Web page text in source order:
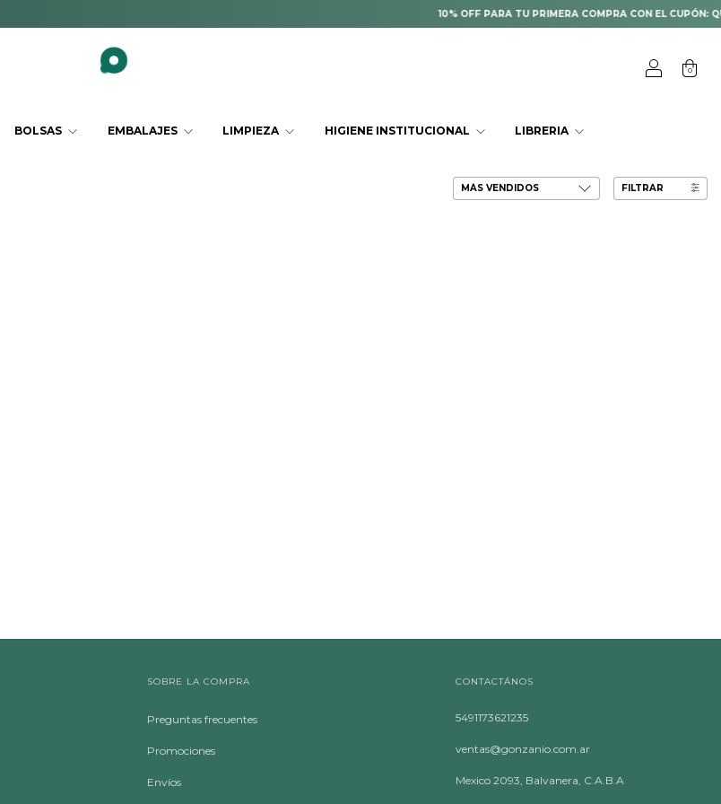
10% OFF PARA TU PRIMERA COMPRA CON EL CUPÓN:
0
BOLSAS EMBALAJES LIMPIEZA HIGIENE INSTITUCIONAL LIBRERIA
FILTRAR
SOBRE LA COMPRA
Preguntas frecuentes
Promociones
Envíos
CONTACTÁNOS
5491173621235
ventas@gonzanio.com.ar
Mexico 2093, Balvanera, C.A.B.A